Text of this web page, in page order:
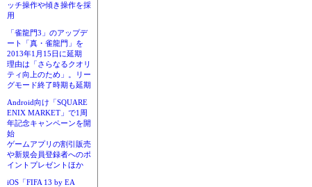
ッチ操作や傾き操作を採
用
「雀龍門3」のアップデ
ート「真・雀龍門」を
2013年1月15日に延期
理由は「さらなるクオリ
ティ向上のため」。リー
グモード終了時期も延期
Android向け「SQUARE
ENIX MARKET」で1周
年記念キャンペーンを開
始
ゲームアプリの割引販売
や新規会員登録者へのポ
イントプレゼントほか
iOS「FIFA 13 by EA